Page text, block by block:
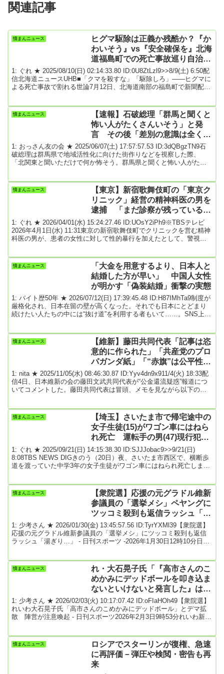
関連記事
憤まんニュース
ヒグマ駆除は正義か残酷か？『か
わいそう』vs『安全確保を』北海
道福島町での死亡事故巡り自治体
に寄せられた声から見えてくる分
断 ★2
1: ぐれ ★ 2025/08/10(日) 02:14:33.80 ID:0U8ZtLzl9>>8/9(土) 6:50配
信北海道ニュースUHB■「クマを殺すな」「駆除しろ」――ヒグマに
よる死亡事故で割れる世論7月12日、北海道南部の福島町で新聞配達
苦情が寄せられました。その多くは「クマを殺すのはかわいそう
だ」という駆除に反対する声でした。また一方で「なぜもっと早く
憤まんニュース
【速報】石破総理「群馬と聞くと
怖い人がたくさんいそう」と発
言 その後「差別の意識は全くな
い」と釈明
1: おっさん友の会 ★ 2025/06/07(土) 17:57:57.53 ID:3dQBgzTN9石
破総理は群馬県で地域活性化に向けた街作りなどを視察した際、
「北関東と聞いただけで何か怖そう。群馬県と聞くと怖い人がたく
い」と釈明しました。石破総理「我々西日本の人間は、北関東って
聞いただけで何か怖そう。群馬県って聞くとなんか怖い人たくさん
いそうみたいなところがあってですね、あと...
憤まんニュース
【東京】新宿歌舞伎町の「東京ク
リニック」経営の精神科医の男を
逮捕 「まだ診察が残っている」
と患者の20代女性に性的暴行を加
えたか
1: ぐれ ★ 2026/04/01(水) 15:24:27.46 ID:UOsY2iPh9※TBSテレビ
2026年4月1日(水) 11:31東京の新宿歌舞伎町でクリニックを営む精神
科医の男が、患者の女性に対して性的暴行を加えたとして、警視庁
（55）で、去年8月、クリニックの中で患者の20代の女性に対し、性
的暴行を加えた疑いがもたれています。警視庁によりますと、女性
憤まんニュース
「大金を用意するより、日本人と
結婚した方が早い」 中国人女性
が明かす「偽装結婚」衝撃の実態
1: バイト歴50年 ★ 2026/07/12(日) 17:39:45.48 ID:H87IMhTa9制度が
厳格化され、日本在留の壁が高くなった。それでも日本にとどまり
続けたい人たちの中には“抜け道”を利用する者もいて……。SNS上に
気あるんですか？」5分前に出会ったばかりの20代半ばの中国人女性
は、筆者に突然そう問いただした。中国のチャットアプリ
「WeChat」のコミュニティ...
憤まんニュース
【維新】藤田共同代表「記事は恣
意的に作られた」「共産党のプロ
パガンダ紙」「“赤旗”は公平性を
重視するような報道機関ではな
い」★3
1: nita ★ 2025/11/05(水) 08:46:30.87 ID:Yyv4dn9x911/4(火) 18:33配
信4日、日本維新の会の藤田文武共同代表が“公金還流疑惑”報道につ
いてコメントした。藤田共同代表は冒頭、メモを見ながら以下のよ
（旧文通費）から政治活動における業務を発注・支出していること
について指摘されている。発注内容については、機関紙やポスター
憤まんニュース
【埼玉】さいたま市で帰宅途中の
女子生徒(15)がワゴン車にはねら
れ死亡 運転手の男(47)現行犯逮
捕 青信号の横断歩道渡っている
最中 ★2
1: ぐれ ★ 2025/09/21(日) 14:15:38.30 ID:SJJJobac9>>9/21(日)
8:08TBS NEWS DIGきのう（20日）夜、さいたま市西区で、横断歩
道を渡っていた中学3年の女子生徒がワゴン車にはねられ死亡しまし
女子生徒（15）をはねました。女子生徒は意識不明の状態で病院に
運ばれましたが、頭などを強く打っていて、死亡が確認されまし
憤まんニュース
【衆院選】応援の元グラドル維新
参議員の「選挙メシ」ペヤングに
ツッコミ殺到も返信ラッシュ「湯
ぎり…」
1: 少考さん ★ 2026/01/30(金) 13:45:57.56 ID:TyrYXMl39【衆院選】
応援の元グラドル維新参議員の「選挙メシ」にツッコミ殺到も返信
ラッシュ「湯ぎり…」 - 日刊スポーツ -2026年1月30日12時10分日本
氏は29日昼に「ペヤング流し込みました！！！」と車内で、湯切り
済みの大盛りカップ焼きそばに粉末ソースをかけている動画を公
憤まんニュース
れ・大石晃子氏「『高市さんのこ
めかみにデッドボールを叩き込ま
ないといけないと発言した』は事
実ではなく、デマです」陣営が注
意喚起
1: 少考さん ★ 2026/02/03(火) 10:17:07.42 ID:oFIaHOh49【衆院選】
れいわ大石晃子氏「高市さんのこめかみにデッドボール」とデマ拡
散 陣営が注意喚起 - 日刊スポーツ2026年2月3日9時53分れいわ新選
いるとして、注意を呼びかけるスタッフ名義の文書をアップした。
大石氏のアカウントでは「デマに注意」と題して、スタッフが更新
憤まんニュース
ロシアでスターリンが復権、急速
に再評価－弾圧や検閲・密告も再
来